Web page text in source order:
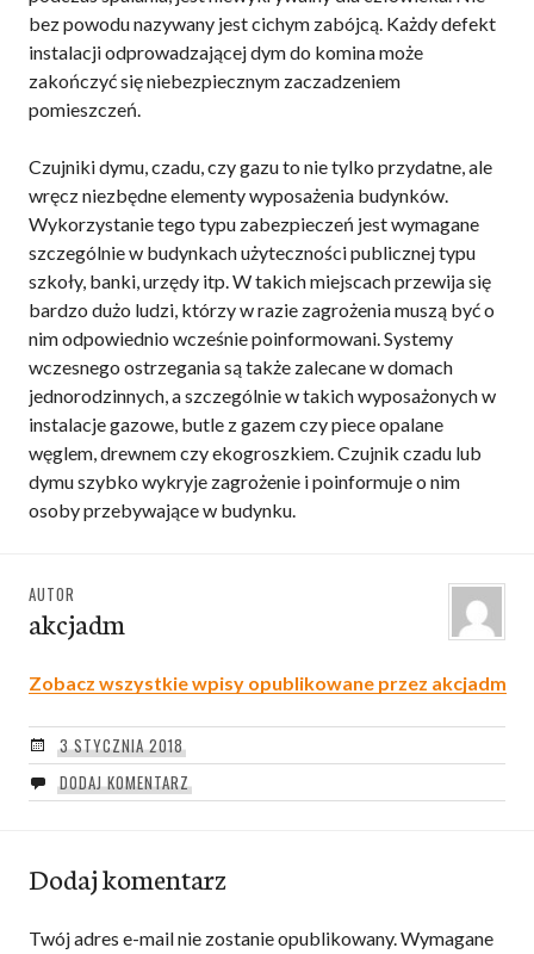
bez powodu nazywany jest cichym zabójcą. Każdy defekt
instalacji odprowadzającej dym do komina może
zakończyć się niebezpiecznym zaczadzeniem
pomieszczeń.
Czujniki dymu, czadu, czy gazu to nie tylko przydatne, ale
wręcz niezbędne elementy wyposażenia budynków.
Wykorzystanie tego typu zabezpieczeń jest wymagane
szczególnie w budynkach użyteczności publicznej typu
szkoły, banki, urzędy itp. W takich miejscach przewija się
bardzo dużo ludzi, którzy w razie zagrożenia muszą być o
nim odpowiednio wcześnie poinformowani. Systemy
wczesnego ostrzegania są także zalecane w domach
jednorodzinnych, a szczególnie w takich wyposażonych w
instalacje gazowe, butle z gazem czy piece opalane
węglem, drewnem czy ekogroszkiem. Czujnik czadu lub
dymu szybko wykryje zagrożenie i poinformuje o nim
osoby przebywające w budynku.
AUTOR
akcjadm
Zobacz wszystkie wpisy opublikowane przez akcjadm
3 STYCZNIA 2018
DODAJ KOMENTARZ
Dodaj komentarz
Twój adres e-mail nie zostanie opublikowany.Wymagane